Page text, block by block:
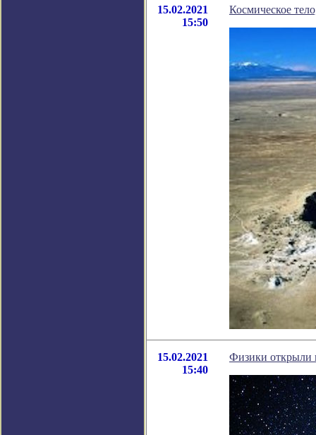
15.02.2021
15:50
Космическое
15.02.2021
15:40
Физики открыли